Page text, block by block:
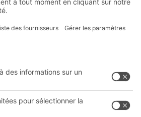
newsletter
LE PRO DU STOCKAGE